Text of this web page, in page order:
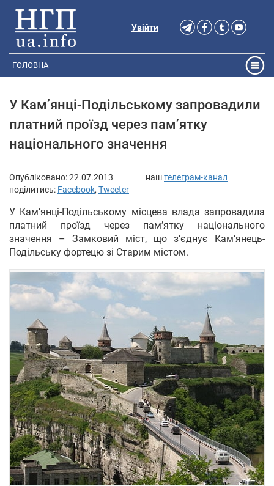
Увійти
ГОЛОВНА
У Кам’янці-Подільському запровадили
платний проїзд через пам’ятку
національного значення
Опубліковано:22.07.2013 наштелеграм-канал
поділитись: Facebook, Tweeter
У Кам’янці-Подільському місцева влада запровадила
платний проїзд через пам’ятку національного
значення – Замковий міст, що з’єднує Кам’янець-
Подільську фортецю зі Старим містом.